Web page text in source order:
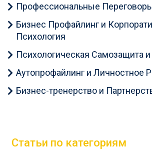
Профессиональные
Бизнес Профайлинг и
Психология
Психологическая Самозащита
Аутопрофайлинг и Личностное
Бизнес-тренерство и
Статьи по категориям